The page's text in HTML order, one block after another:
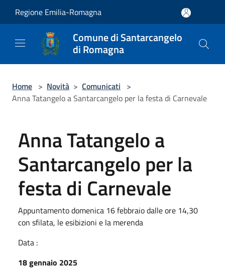
Regione Emilia-Romagna
Comune di Santarcangelo
di Romagna
Home > Novità > Comunicati >
Anna Tatangelo a Santarcangelo per la festa di Carnevale
Anna Tatangelo a
Santarcangelo per la
festa di Carnevale
Appuntamento domenica 16 febbraio dalle ore 14,30
con sfilata, le esibizioni e la merenda
Data :
18 gennaio 2025